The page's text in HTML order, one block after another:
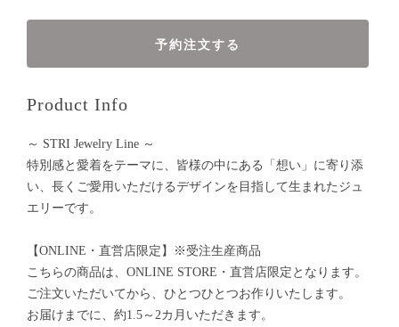
予約注文する
Product Info
～ STRI Jewelry Line ～
特別感と愛着をテーマに、皆様の中にある「想い」に寄り添
い、長くご愛用いただけるデザインを目指して生まれたジュ
エリーです。
【ONLINE・直営店限定】※受注生産商品
こちらの商品は、ONLINE STORE・直営店限定となります。
ご注文いただいてから、ひとつひとつお作りいたします。
お届けまでに、約1.5～2カ月いただきます。